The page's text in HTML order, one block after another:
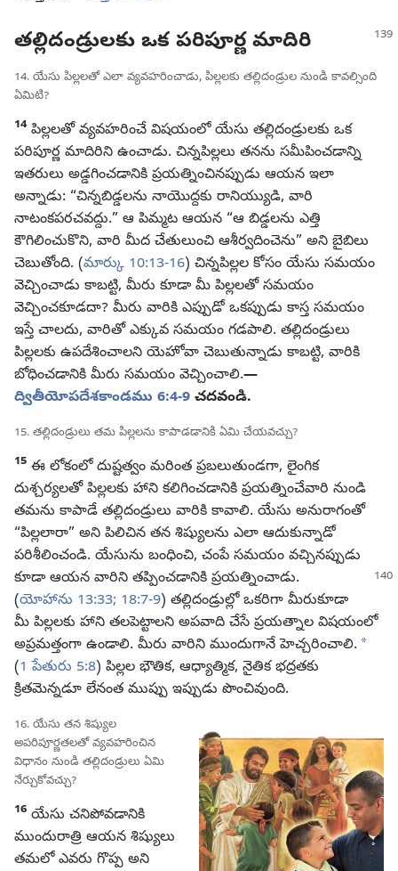
తల్లిదండ్రులకు ఒక పరిపూర్ణ మాదిరి
14. యేసు పిల్లలతో ఎలా వ్యవహరించాడు, పిల్లలకు తల్లిదండ్రుల నుండి కావల్సింది
ఏమిటి?
14పిల్లలతో వ్యవహరించే విషయంలో యేసు తల్లిదండ్రులకు ఒక
పరిపూర్ణ మాదిరిని ఉంచాడు. చిన్నపిల్లలు తనను సమీపించడాన్ని
ఇతరులు అడ్డగించడానికి ప్రయత్నించినప్పుడు ఆయన ఇలా
అన్నాడు: “చిన్నబిడ్డలను నాయొద్దకు రానియ్యుడి, వారి
నాటంకపరచవద్దు.” ఆ పిమ్మట ఆయన “ఆ బిడ్డలను ఎత్తి
కౌగిలించుకొని, వారి మీద చేతులుంచి ఆశీర్వదించెను” అని బైబిలు
చెబుతోంది. (మార్కు 10:13-16) చిన్నపిల్లల కోసం యేసు సమయం
వెచ్చించాడు కాబట్టి, మీరు కూడా మీ పిల్లలతో సమయం
వెచ్చించకూడదా? మీరు వారికి ఎప్పుడో ఒకప్పుడు కాస్త సమయం
ఇస్తే చాలదు, వారితో ఎక్కువ సమయం గడపాలి. తల్లిదండ్రులు
పిల్లలకు ఉపదేశించాలని యెహోవా చెబుతున్నాడు కాబట్టి, వారికి
బోధించడానికి మీరు సమయం వెచ్చించాలి.—
ద్వితీయోపదేశకాండము 6:4-9 చదవండి.
15. తల్లిదండ్రులు తమ పిల్లలను కాపాడడానికి ఏమి చేయవచ్చు?
15 ఈ లోకంలో దుష్టత్వం మరింత ప్రబలుతుండగా, లైంగిక
దుశ్చర్యలతో పిల్లలకు హాని కలిగించడానికి ప్రయత్నించేవారి నుండి
తమను కాపాడే తల్లిదండ్రులు వారికి కావాలి. యేసు అనురాగంతో
“పిల్లలారా” అని పిలిచిన తన శిష్యులను ఎలా ఆదుకున్నాడో
పరిశీలించండి. యేసును బంధించి, చంపే సమయం వచ్చినప్పుడు
కూడా ఆయన వారిని తప్పించడానికి ప్రయత్నించాడు.
(యోహాను 13:33; 18:7-9) తల్లిదండ్రుల్లో ఒకరిగా మీరుకూడా
మీ పిల్లలకు హాని తలపెట్టాలని అపవాది చేసే ప్రయత్నాల విషయంలో
అప్రమత్తంగా ఉండాలి. మీరు వారిని ముందుగానే హెచ్చరించాలి. a
(1 పేతురు 5:8) పిల్లల భౌతిక, ఆధ్యాత్మిక, నైతిక భద్రతకు
క్రితమెన్నడూ లేనంత ముప్పు ఇప్పుడు పొంచివుంది.
16. యేసు తన శిష్యుల
అపరిపూర్ణతలతో వ్యవహరించిన
విధానం నుండి తల్లిదండ్రులు ఏమి
నేర్చుకోవచ్చు?
16 యేసు చనిపోవడానికి
ముందురాత్రి ఆయన శిష్యులు
తమలో ఎవరు గొప్ప అని